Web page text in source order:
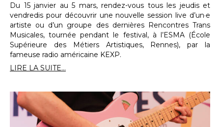
Du 15 janvier au 5 mars, rendez-vous tous les jeudis et
vendredis pour découvrir une nouvelle session live d’un·e
artiste ou d’un groupe des dernières Rencontres Trans
Musicales, tournée pendant le festival, à l’ESMA (École
Supérieure des Métiers Artistiques, Rennes), par la
fameuse radio américaine KEXP.
LIRE LA SUITE...